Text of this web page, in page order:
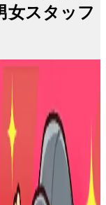
女スタッフ